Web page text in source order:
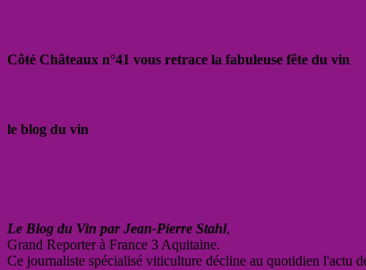
Côté Châteaux n°41 vous retrace la fabuleuse fête du vin
le blog du vin
Le Blog du Vin par Jean-Pierre Stahl,
Grand Reporter à France 3 Aquitaine.
Ce journaliste spécialisé viticulture décline au quotidien l'actu